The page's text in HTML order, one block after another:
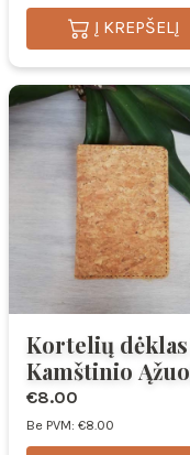
Į KREPŠELĮ
Kortelių
Kamštinio
€8.00
Be PVM: €8.00